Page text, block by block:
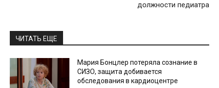
должности педиатра
ЧИТАТЬ ЕЩЕ
Мария Бонцлер потеряла сознание в
СИЗО, защита добивается
обследования в кардиоцентре